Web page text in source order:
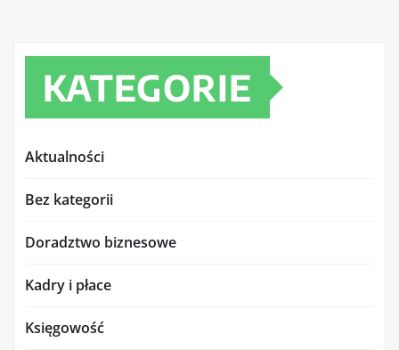
KATEGORIE
Aktualności
Bez kategorii
Doradztwo biznesowe
Kadry i płace
Księgowość